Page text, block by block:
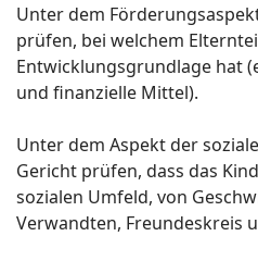
Unter dem
prüfen, bei welchem
Entwicklungsgrundlage hat
und finanzielle Mittel).
Unter dem Aspekt der
Gericht prüfen, dass das
sozialen Umfeld, von
Verwandten, Freundeskreis